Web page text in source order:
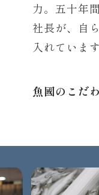
力。五十年
社長が、自
入れています
魚國のこだ